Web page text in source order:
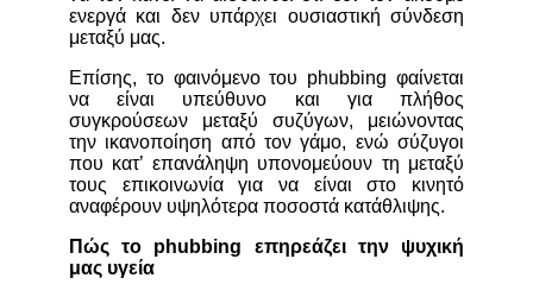
ενεργά και δεν υπάρχει ουσιαστική σύνδεση
μεταξύ μας.
Επίσης, το φαινόμενο του phubbing φαίνεται
να είναι υπεύθυνο και για πλήθος
συγκρούσεων μεταξύ συζύγων, μειώνοντας
την ικανοποίηση από τον γάμο, ενώ σύζυγοι
που κατ’ επανάληψη υπονομεύουν τη μεταξύ
τους επικοινωνία για να είναι στο κινητό
αναφέρουν υψηλότερα ποσοστά κατάθλιψης.
Πώς το phubbing επηρεάζει την ψυχική
μας υγεία